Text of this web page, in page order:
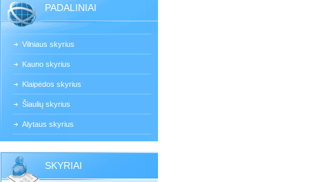
PADALINIAI
Vilniaus skyrius
Kauno skyrius
Klaipėdos skyrius
Šiaulių skyrius
Alytaus skyrius
SKYRIAI